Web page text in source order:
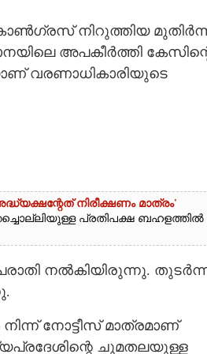
നിറുത്തിയ
അപകീർത്തി
വരണാധികാരിയുടെ
നിരീക്ഷണം മാത്രം'
പ്രതിപക്ഷ ബഹളത്തിൽ
പരാതി നൽകിയിരുന്നു.
നോട്ടീസ് മാത്രമാണ്
ചുമതലയുള്ള